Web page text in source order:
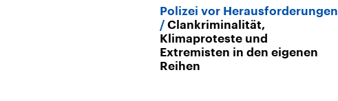
Polizei vor Herausforderungen
Clankriminalität,
Klimaproteste und
Extremisten in den eigenen
Reihen